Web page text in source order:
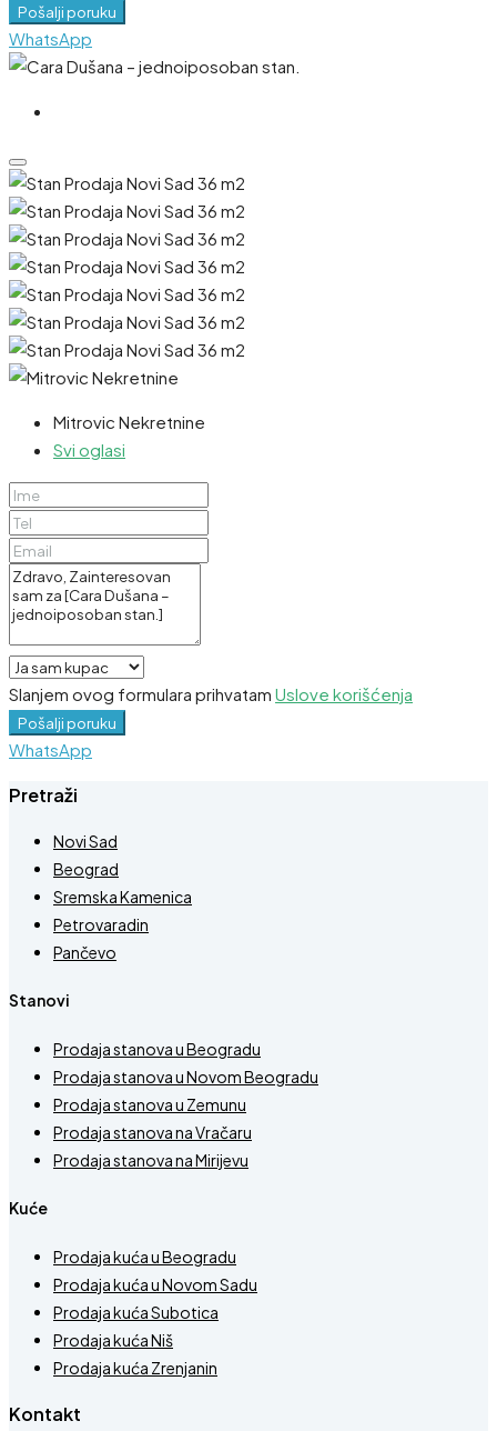
Pošalji poruku
WhatsApp
Mitrovic Nekretnine
Svi oglasi
Slanjem ovog formulara prihvatam Uslove korišćenja
Pošalji poruku
WhatsApp
Pretraži
Novi Sad
Beograd
Sremska Kamenica
Petrovaradin
Pančevo
Stanovi
Prodaja stanova u Beogradu
Prodaja stanova u Novom Beogradu
Prodaja stanova u Zemunu
Prodaja stanova na Vračaru
Prodaja stanova na Mirijevu
Kuće
Prodaja kuća u Beogradu
Prodaja kuća u Novom Sadu
Prodaja kuća Subotica
Prodaja kuća Niš
Prodaja kuća Zrenjanin
Kontakt